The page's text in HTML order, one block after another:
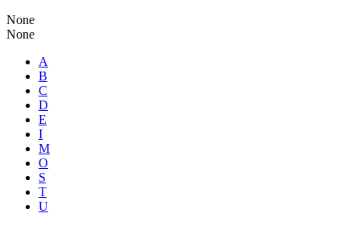
None
None
A
B
C
D
E
I
M
O
S
T
U